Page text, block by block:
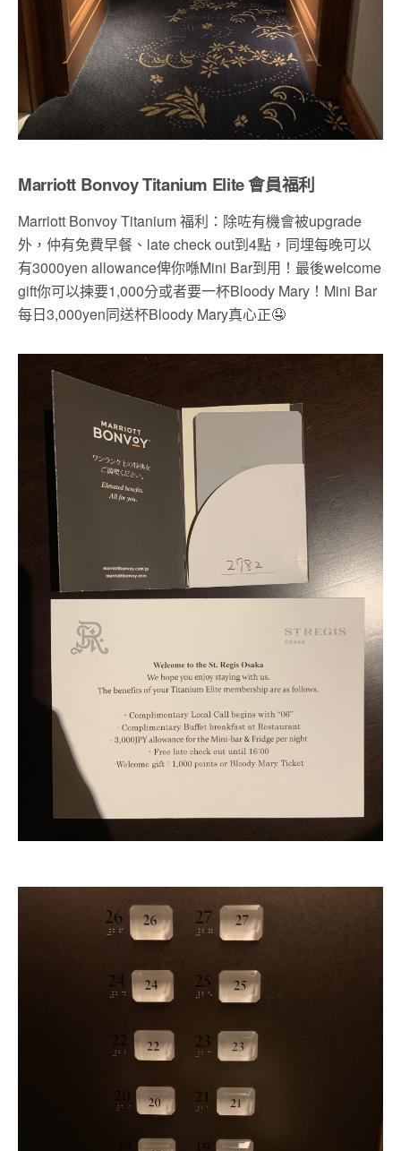
Marriott Bonvoy Titanium Elite 會員福利
Marriott Bonvoy Titanium福利：除咗有機會被upgrade
外，仲有免費早餐、 late check out到4點，同埋每晚可以
有3000yen allowance俾你喺Mini Bar到用！最後welcome
gift你可以揀要1,000分或者要一杯Bloody Mary ！ Mini Bar
每日3,000yen同送杯Bloody Mary真心正🤤